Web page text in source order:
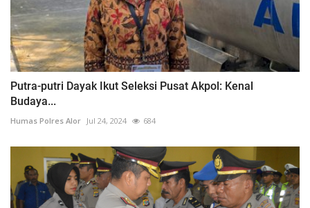
Putra-putri Dayak Ikut Seleksi Pusat Akpol: Kenal
Budaya...
Humas Polres Alor Jul 24, 2024 684